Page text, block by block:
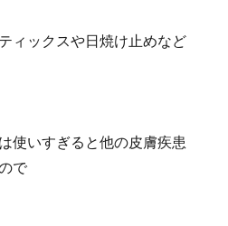
ィックスや日焼け止めなど
使いすぎると他の皮膚疾患
で